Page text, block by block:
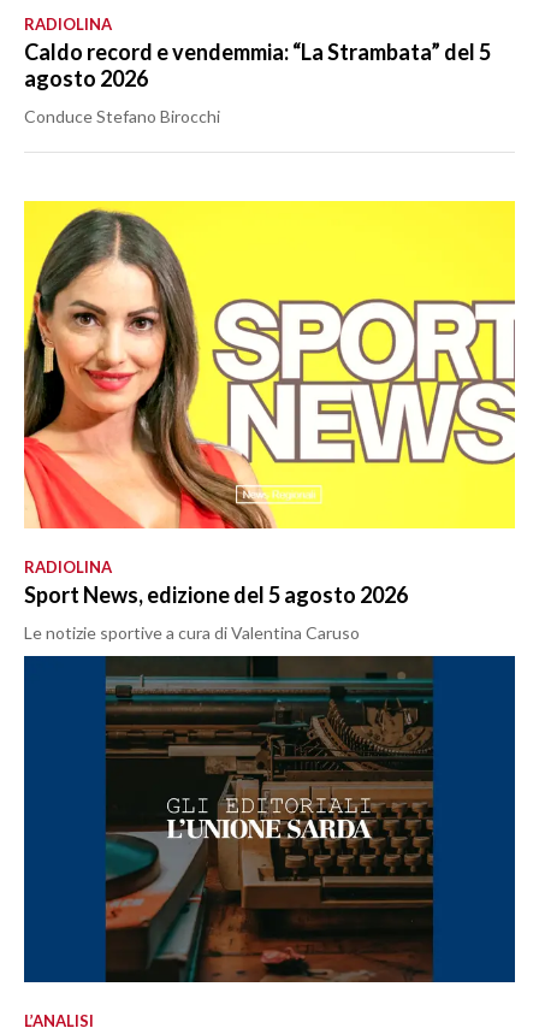
RADIOLINA
Caldo record e vendemmia: “La Strambata” del 5
agosto 2026
Conduce Stefano Birocchi
RADIOLINA
Sport News, edizione del 5 agosto 2026
Le notizie sportive a cura di Valentina Caruso
L’ANALISI